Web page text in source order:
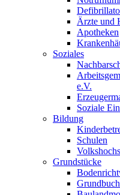
Ärzte und
Apotheken
Soziales
e.V.
Soziale
Bildung
Schulen
Grundstücke